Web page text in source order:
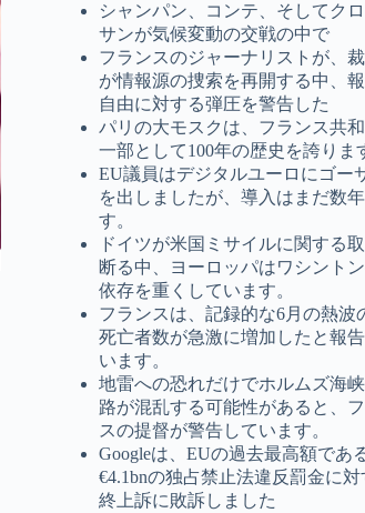
シャンパン、コンテ、そしてク
サンが気候変動の交戦の中で
フランスのジャーナリストが、
が情報源の捜索を再開する中、
自由に対する弾圧を警告した
パリの大モスクは、フランス共
一部として100年の歴史を誇りま
EU議員はデジタルユーロにゴー
を出しましたが、導入はまだ数
す。
ドイツが米国ミサイルに関する
断る中、ヨーロッパはワシント
依存を重くしています。
フランスは、記録的な6月の熱波
死亡者数が急激に増加したと報
います。
地雷への恐れだけでホルムズ海
路が混乱する可能性があると、
スの提督が警告しています。
Googleは、EUの過去最高額であ
€4.1bnの独占禁止法違反罰金に対
終上訴に敗訴しました